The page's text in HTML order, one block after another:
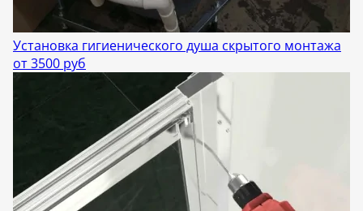
Установка гигиенического душа скрытого монтажа
от 3500 руб